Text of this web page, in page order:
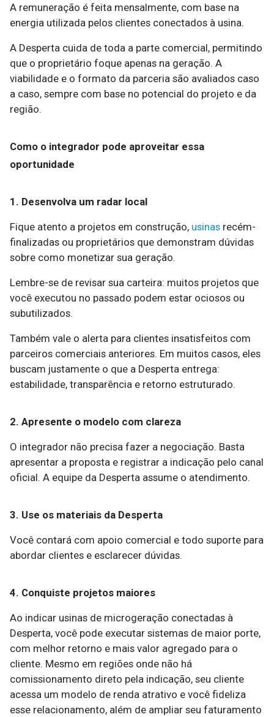
A remuneração é feita mensalmente, com base na
energia utilizada pelos clientes conectados à usina.
A Desperta cuida de toda a parte comercial, permitindo
que o proprietário foque apenas na geração. A
viabilidade e o formato da parceria são avaliados caso
a caso, sempre com base no potencial do projeto e da
região.
Como o integrador pode aproveitar essa
oportunidade
1. Desenvolva um radar local
Fique atento a projetos em construção, usinas recém-
finalizadas ou proprietários que demonstram dúvidas
sobre como monetizar sua geração.
Lembre-se de revisar sua carteira: muitos projetos que
você executou no passado podem estar ociosos ou
subutilizados.
Também vale o alerta para clientes insatisfeitos com
parceiros comerciais anteriores. Em muitos casos, eles
buscam justamente o que a Desperta entrega:
estabilidade, transparência e retorno estruturado.
2. Apresente o modelo com clareza
O integrador não precisa fazer a negociação. Basta
apresentar a proposta e registrar a indicação pelo canal
oficial. A equipe da Desperta assume o atendimento.
3. Use os materiais da Desperta
Você contará com apoio comercial e todo suporte para
abordar clientes e esclarecer dúvidas.
4. Conquiste projetos maiores
Ao indicar usinas de microgeração conectadas à
Desperta, você pode executar sistemas de maior porte,
com melhor retorno e mais valor agregado para o
cliente. Mesmo em regiões onde não há
comissionamento direto pela indicação, seu cliente
acessa um modelo de renda atrativo e você fideliza
esse relacionamento, além de ampliar seu faturamento